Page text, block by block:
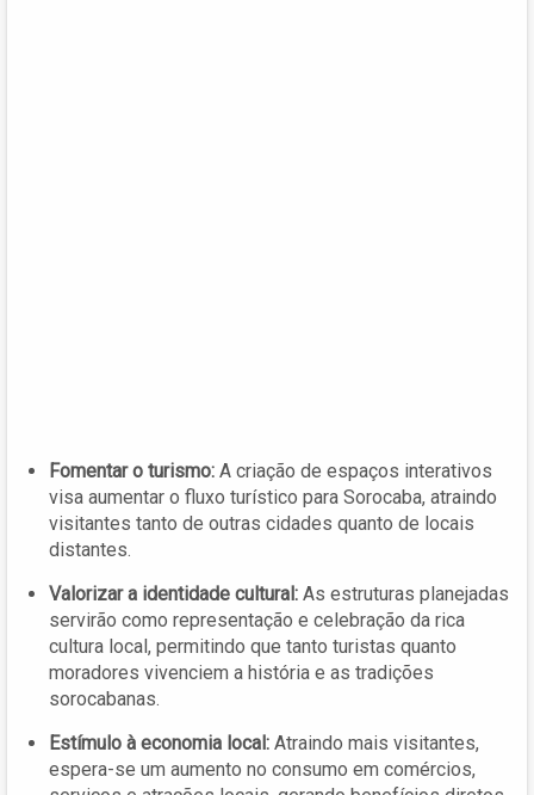
Fomentar o turismo: A criação de espaços interativos
visa aumentar o fluxo turístico para Sorocaba, atraindo
visitantes tanto de outras cidades quanto de locais
distantes.
Valorizar a identidade cultural: As estruturas planejadas
servirão como representação e celebração da rica
cultura local, permitindo que tanto turistas quanto
moradores vivenciem a história e as tradições
sorocabanas.
Estímulo à economia local: Atraindo mais visitantes,
espera-se um aumento no consumo em comércios,